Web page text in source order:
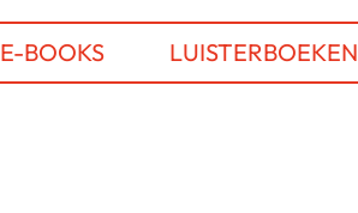
E-BOOKS LUISTERBOEKEN